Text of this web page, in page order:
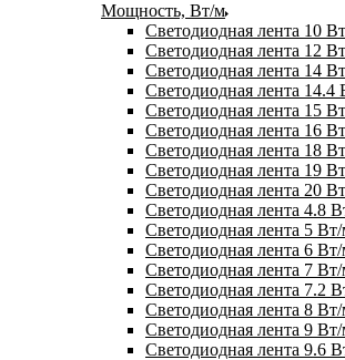
Мощность, Вт/м
Светодиодная лента 10
Светодиодная лента 12
Светодиодная лента 14
Светодиодная лента 14.4
Светодиодная лента 15
Светодиодная лента 16
Светодиодная лента 18
Светодиодная лента 19
Светодиодная лента 20
Светодиодная лента 4.8
Светодиодная лента 5
Светодиодная лента 6
Светодиодная лента 7
Светодиодная лента 7.2
Светодиодная лента 8
Светодиодная лента 9
Светодиодная лента 9.6